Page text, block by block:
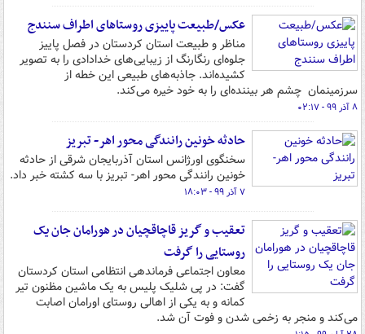
عکس/طبیعت ‌پاییزی روستاهای اطراف سنندج
مناظر و طبیعت استان کردستان در فصل پاییز
جلوه‌ای رنگارنگ از زیبایی‌های خدادادی را به تصویر
کشیده‌اند. جاذبه‌های طبیعی این خطه از
سرزمینمان چشم هر بیننده‌ای را به خود خیره می‌کند.
۸ آذر ۹۹ - ۰۲:۱۷
حادثه خونین رانندگی محور اهر- تبریز
سخنگوی اورژانس استان آذربایجان شرقی از حادثه
خونین رانندگی محور اهر- تبریز با سه کشته خبر داد.
۷ آذر ۹۹ - ۱۸:۰۳
تعقیب و گریز قاچاقچیان در هورامان جان یک
روستایی را گرفت
معاون اجتماعی فرماندهی انتظامی استان کردستان
گفت: در پی شلیک پلیس به یک ماشین مظنون تیر
کمانه و به یکی از اهالی روستای اورامان اصابت
می‌کند و منجر به زخمی شدن و فوت آن شد.